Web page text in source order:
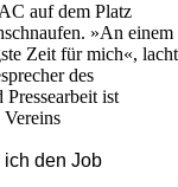
auf dem Platz
»An einem
Zeit für mich«, lacht
des
ist
den Job